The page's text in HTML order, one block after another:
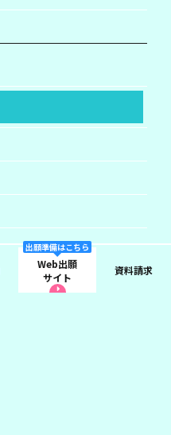
出願準備はこちら
Web出願
サイト
資料請求